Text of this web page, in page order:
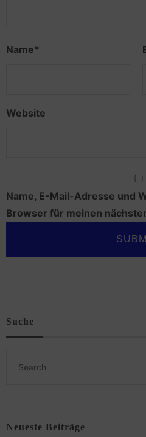
Name*
Website
Name, E-Mail-Adresse und
Browser für meinen
Suche
Neueste Beiträge